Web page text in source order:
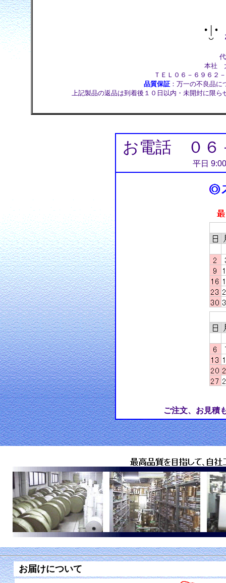
本社
ＴＥＬ０６－６９６２
品質保証 ：万一の不良品
上記製品の返品は到着後１０日以内・未開封に限
お電話 ０６
平日
ご注文、お見積
お届けについて